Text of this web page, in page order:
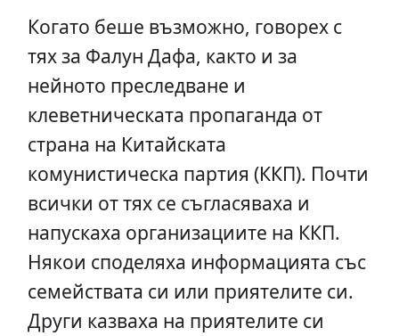
Когато беше възможно, говорех с
тях за Фалун Дафа, както и за
нейното преследване и
клеветническата пропаганда от
страна на Китайската
комунистическа партия (ККП). Почти
всички от тях се съгласяваха и
напускаха организациите на ККП.
Някои споделяха информацията със
семействата си или приятелите си.
Други казваха на приятелите си